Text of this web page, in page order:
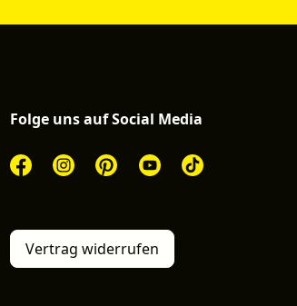
Folge uns auf Social Media
Vertrag widerrufen